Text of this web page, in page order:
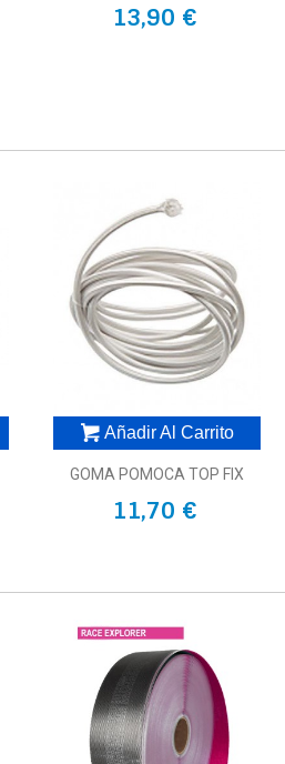
13,90 €
Añadir Al Carrito
GOMA POMOCA TOP FIX
11,70 €